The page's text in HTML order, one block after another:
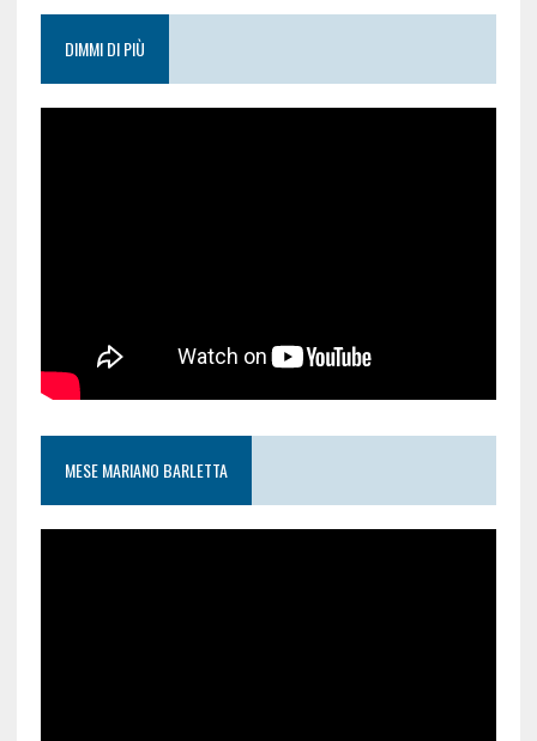
DIMMI DI PIÙ
MESE MARIANO BARLETTA